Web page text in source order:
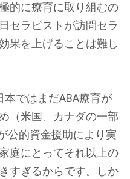
的に療育に取り組むの
セラピストが訪問セラ
果を上げることは難し
ではまだABA療育が
（米国、カナダの一部
公的資金援助により実
庭にとってそれ以上の
すぎるからです。しか